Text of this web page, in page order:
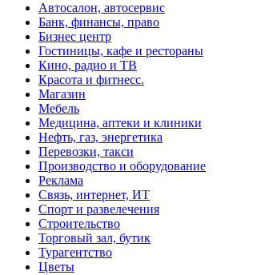
Автосалон, автосервис
Банк, финансы, право
Бизнес центр
Гостиницы, кафе и рестораны
Кино, радио и ТВ
Красота и фитнесс.
Магазин
Мебель
Медицина, аптеки и клиники
Нефть, газ, энергетика
Перевозки, такси
Производство и оборудование
Реклама
Связь, интернет, ИТ
Спорт и развелечения
Строительство
Торговый зал, бутик
Турагентство
Цветы